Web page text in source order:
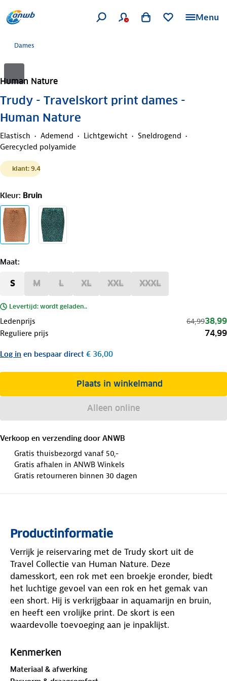
Menu
Dames
Human Nature
Trudy - Travelskort print dames -
Human Nature
Elastisch Ademend Lichtgewicht
Sneldrogend
Gerecycled polyamide
klant: 9.4
Kleur: Bruin
Maat:
S M L XL XXL XXXL
Levertijd: wordt geladen..
Ledenprijs 64,9938,99
Reguliere prijs 74,99
Log in en bespaar direct € 36,00
Plaats in winkelmand
Alleen online
Verkoop en verzending door ANWB
Gratis thuisbezorgd vanaf 50,-
Gratis afhalen in ANWB Winkels
Gratis retourneren binnen 30 dagen
Productinformatie
Verrijk je reiservaring met de Trudy skort uit de
Travel Collectie van Human Nature. Deze
damesskort, een rok met een broekje eronder, biedt
het luchtige gevoel van een rok en het gemak van
een short. Hij is verkrijgbaar in aquamarijn en bruin,
en heeft een vrolijke print. De skort is een
waardevolle toevoeging aan je inpaklijst.
Het broekrokje is ademend, elastisch, sneldrogend
je tegen schadelijke UV-stralen. Zo ga je met een
Kenmerken
Materiaal & afwerking